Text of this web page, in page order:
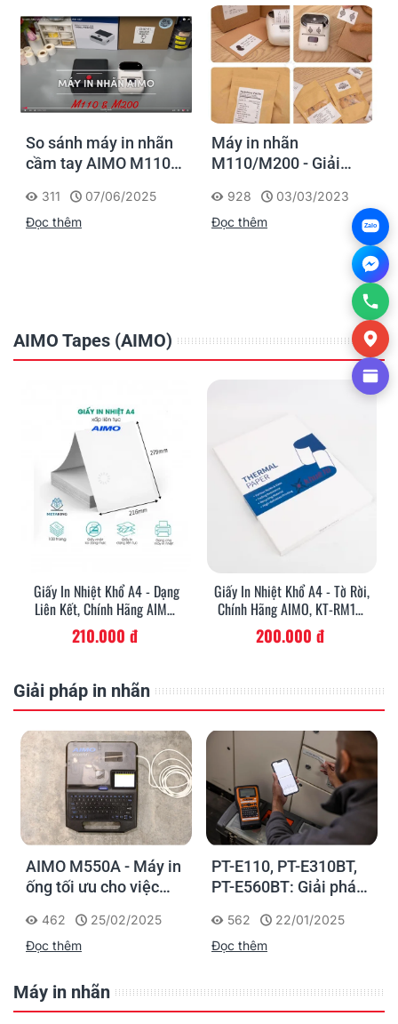
So sánh máy in nhãn
cầm tay AIMO M110
mẫu nào?
311
07/06/2025
Đọc thêm
Máy in nhãn
M110/M200 - Giải
diện cho đa ngành
nghề
928
03/03/2023
Đọc thêm
AIMO Tapes (AIMO)
Giấy In Nhiệt Khổ A4 - Dạng
Liên Kết, Chính Hãng AIMO,
KT-ZD1-RMSG10-A4M8
210.000 đ
Giấy In Nhiệt Khổ A4 - Tờ Rời,
Chính Hãng AIMO, KT-RM10-
A4
200.000 đ
Giải pháp in nhãn
AIMO M550A - Máy in
ống tối ưu cho việc
nhận diện cáp điện,
cáp mạng
462
25/02/2025
Đọc thêm
PT-E110, PT-E310BT,
PT-E560BT: Giải pháp
nghiệp của Brother
562
22/01/2025
Đọc thêm
Máy in nhãn
Zalo